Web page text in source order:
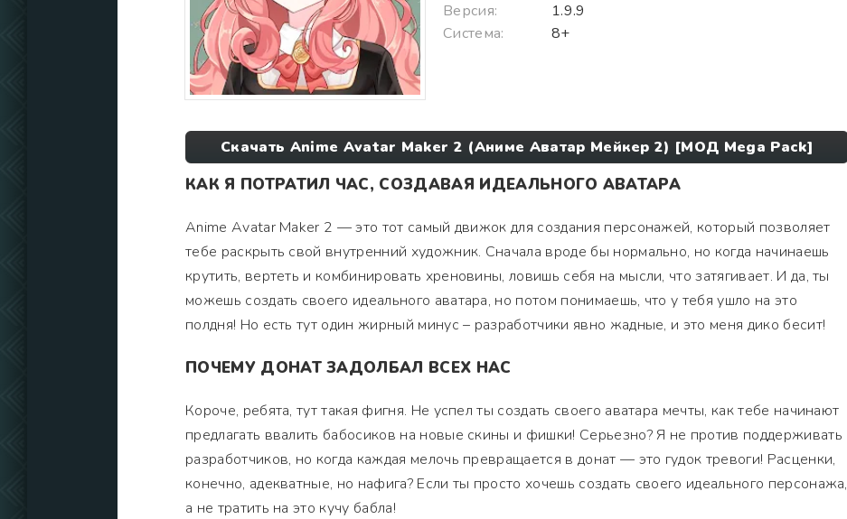
Версия:
1.9.9
Система:
8+
Скачать Anime Avatar Maker 2 (Аниме Аватар Мейкер 2) [МОД Mega Pack]
КАК Я ПОТРАТИЛ ЧАС, СОЗДАВАЯ ИДЕАЛЬНОГО АВАТАРА
Anime Avatar Maker 2 — это тот самый движок для создания персонажей, который позволяет
тебе раскрыть свой внутренний художник. Сначала вроде бы нормально, но когда начинаешь
крутить, вертеть и комбинировать хреновины, ловишь себя на мысли, что затягивает. И да, ты
можешь создать своего идеального аватара, но потом понимаешь, что у тебя ушло на это
полдня! Но есть тут один жирный минус – разработчики явно жадные, и это меня дико бесит!
ПОЧЕМУ ДОНАТ ЗАДОЛБАЛ ВСЕХ НАС
Короче, ребята, тут такая фигня. Не успел ты создать своего аватара мечты, как тебе начинают
предлагать ввалить бабосиков на новые скины и фишки! Серьезно? Я не против поддерживать
разработчиков, но когда каждая мелочь превращается в донат — это гудок тревоги! Расценки,
конечно, адекватные, но нафига? Если ты просто хочешь создать своего идеального персонажа,
а не тратить на это кучу бабла!